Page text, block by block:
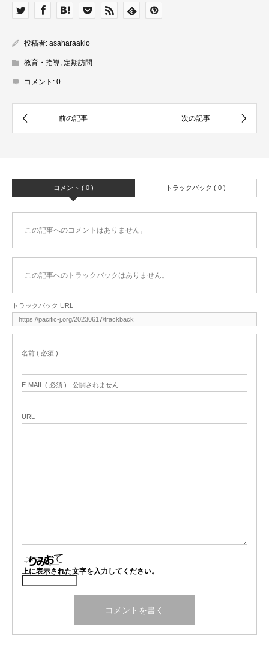
投稿者: asaharaakio
教育・指導 定期訪問
コメント: 0
コメント ( 0 ) トラックバック ( 0 )
この記事へのコメントはありません。
この記事へのトラックバックはありません。
トラックバック URL
名前 ( 必須 )
E-MAIL ( 必須 ) - 公開されません -
URL
上に表示された文字を入力してください。